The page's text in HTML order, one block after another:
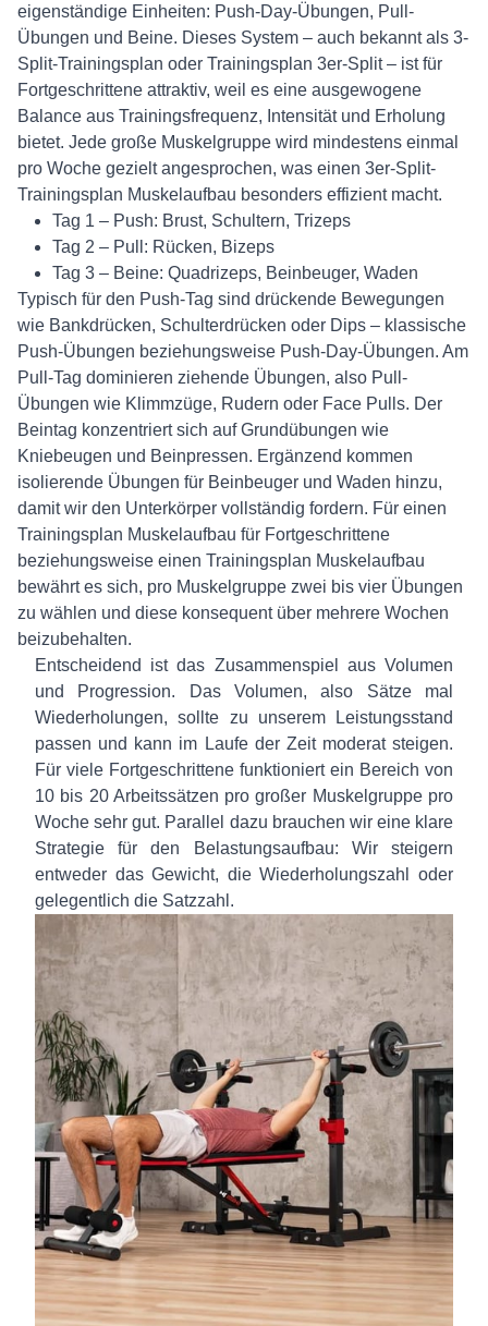
eigenständige Einheiten: Push-Day-Übungen, Pull-
Übungen und Beine. Dieses System – auch bekannt als 3-
Split-Trainingsplan oder Trainingsplan 3er-Split – ist für
Fortgeschrittene attraktiv, weil es eine ausgewogene
Balance aus Trainingsfrequenz, Intensität und Erholung
bietet. Jede große Muskelgruppe wird mindestens einmal
pro Woche gezielt angesprochen, was einen 3er-Split-
Trainingsplan Muskelaufbau besonders effizient macht.
Tag 1 – Push: Brust, Schultern, Trizeps
Tag 2 – Pull: Rücken, Bizeps
Tag 3 – Beine: Quadrizeps, Beinbeuger, Waden
Typisch für den Push-Tag sind drückende Bewegungen
wie Bankdrücken, Schulterdrücken oder Dips – klassische
Push-Übungen beziehungsweise Push-Day-Übungen. Am
Pull-Tag dominieren ziehende Übungen, also Pull-
Übungen wie Klimmzüge, Rudern oder Face Pulls. Der
Beintag konzentriert sich auf Grundübungen wie
Kniebeugen und Beinpressen. Ergänzend kommen
isolierende Übungen für Beinbeuger und Waden hinzu,
damit wir den Unterkörper vollständig fordern. Für einen
Trainingsplan Muskelaufbau für Fortgeschrittene
beziehungsweise einen Trainingsplan Muskelaufbau
bewährt es sich, pro Muskelgruppe zwei bis vier Übungen
zu wählen und diese konsequent über mehrere Wochen
beizubehalten.
Entscheidend ist das Zusammenspiel aus Volumen
und Progression. Das Volumen, also Sätze mal
Wiederholungen, sollte zu unserem Leistungsstand
passen und kann im Laufe der Zeit moderat steigen.
Für viele Fortgeschrittene funktioniert ein Bereich von
10 bis 20 Arbeitssätzen pro großer Muskelgruppe pro
Woche sehr gut. Parallel dazu brauchen wir eine klare
Strategie für den Belastungsaufbau: Wir steigern
entweder das Gewicht, die Wiederholungszahl oder
gelegentlich die Satzzahl.